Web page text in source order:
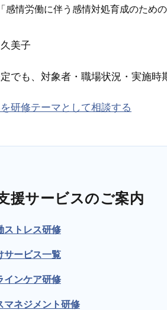
感情労働に伴う感情対処育成のため
美子
でも、対象者・職場状況・実施時
研修テーマとして相談する
援サービスのご案内
ストレス研修
サービス一覧
インケア研修
マネジメント研修